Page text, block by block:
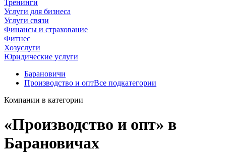
Тренинги
Услуги для бизнеса
Услуги связи
Финансы и страхование
Фитнес
Хозуслуги
Юридические услуги
Барановичи
Производство и оптВсе подкатегории
Компании в категории
«Производство и опт» в
Барановичах